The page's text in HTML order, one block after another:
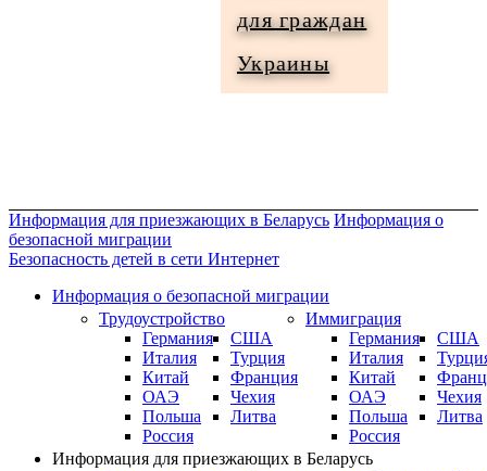
для граждан
Украины
Информация для приезжающих в Беларусь Информация о
безопасной миграции
Безопасность детей в сети Интернет
Информация о безопасной миграции
Трудоустройство
Германия
Италия
Китай
ОАЭ
Польша
Россия
США
Турция
Франция
Чехия
Литва
Иммиграция
Германия
Италия
Китай
ОАЭ
Польша
Россия
США
Чехия
Литва
Информация для приезжающих в Беларусь